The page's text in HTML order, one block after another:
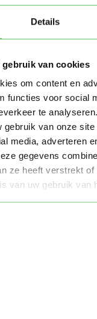
Details
van cookies
om content en
functies voor social
te
gebruik van onze site
media, adverteren
gegevens
ze heeft verstrekt of
van uw gebruik van
Oppasland